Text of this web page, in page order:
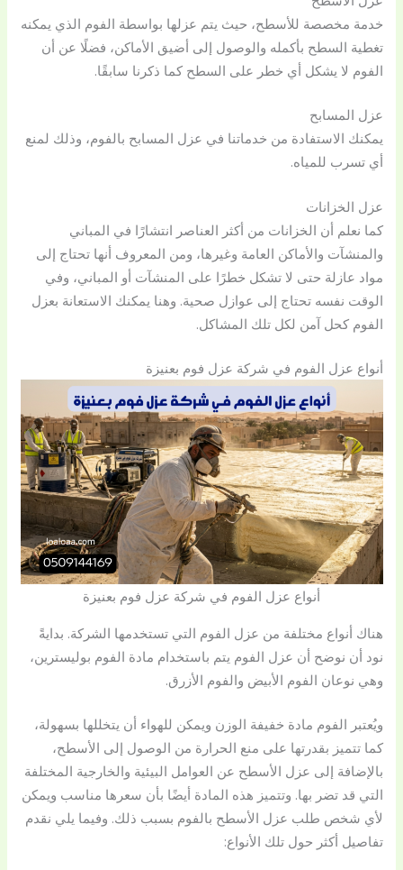
خدمة مخصصة للأسطح، حيث يتم عزلها بواسطة الفوم الذي يمكنه
تغطية السطح بأكمله والوصول إلى أضيق الأماكن، فضلًا عن أن
الفوم لا يشكل أي خطر على السطح كما ذكرنا سابقًا.
عزل المسابح
يمكنك الاستفادة من خدماتنا في عزل المسابح بالفوم، وذلك لمنع
أي تسرب للمياه.
عزل الخزانات
كما نعلم أن الخزانات من أكثر العناصر انتشارًا في المباني
والمنشآت والأماكن العامة وغيرها، ومن المعروف أنها تحتاج إلى
مواد عازلة حتى لا تشكل خطرًا على المنشآت أو المباني، وفي
الوقت نفسه تحتاج إلى عوازل صحية. وهنا يمكنك الاستعانة بعزل
الفوم كحل آمن لكل تلك المشاكل.
أنواع عزل الفوم في شركة عزل فوم بعنيزة
أنواع عزل الفوم في شركة عزل فوم بعنيزة
هناك أنواع مختلفة من عزل الفوم التي تستخدمها الشركة. بدايةً
نود أن نوضح أن عزل الفوم يتم باستخدام مادة الفوم بوليسترين،
وهي نوعان الفوم الأبيض والفوم الأزرق.
ويُعتبر الفوم مادة خفيفة الوزن ويمكن للهواء أن يتخللها بسهولة،
كما تتميز بقدرتها على منع الحرارة من الوصول إلى الأسطح،
بالإضافة إلى عزل الأسطح عن العوامل البيئية والخارجية المختلفة
التي قد تضر بها. وتتميز هذه المادة أيضًا بأن سعرها مناسب ويمكن
لأي شخص طلب عزل الأسطح بالفوم بسبب ذلك. وفيما يلي نقدم
تفاصيل أكثر حول تلك الأنواع: